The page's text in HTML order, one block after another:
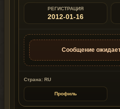
РЕГИСТРАЦИЯ
2012-01-16
Сообщение
Страна: RU
Профиль